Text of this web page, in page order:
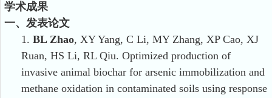
学术成果
一、发表论文
1. BL Zhao, XY Yang, C Li, MY Zhang, XP Cao, XJ
Ruan, HS Li, RL Qiu. Optimized production of
invasive animal biochar for arsenic immobilization and
methane oxidation in contaminated soils using response